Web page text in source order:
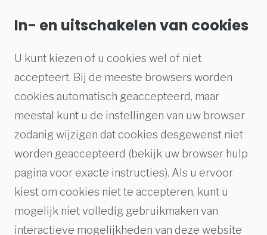
In- en uitschakelen van cookies
U kunt kiezen of u cookies wel of niet
accepteert. Bij de meeste browsers worden
cookies automatisch geaccepteerd, maar
meestal kunt u de instellingen van uw browser
zodanig wijzigen dat cookies desgewenst niet
worden geaccepteerd (bekijk uw browser hulp
pagina voor exacte instructies). Als u ervoor
kiest om cookies niet te accepteren, kunt u
mogelijk niet volledig gebruikmaken van
interactieve mogelijkheden van deze website